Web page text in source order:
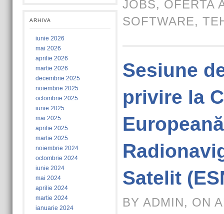
ARHIVA
iunie 2026
mai 2026
aprilie 2026
martie 2026
decembrie 2025
noiembrie 2025
octombrie 2025
iunie 2025
mai 2025
aprilie 2025
martie 2025
noiembrie 2024
octombrie 2024
iunie 2024
mai 2024
aprilie 2024
martie 2024
ianuarie 2024
JOBS, OFERTA
SOFTWARE,
Sesiune
privire la
Satelit
BY ADMIN, ON